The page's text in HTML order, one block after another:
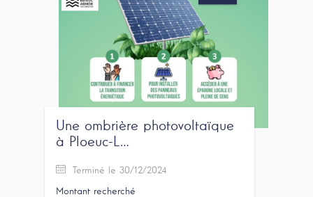
Une ombrière photovoltaïque
à Ploeuc-L…
Terminé le 30/12/2024
Montant recherché